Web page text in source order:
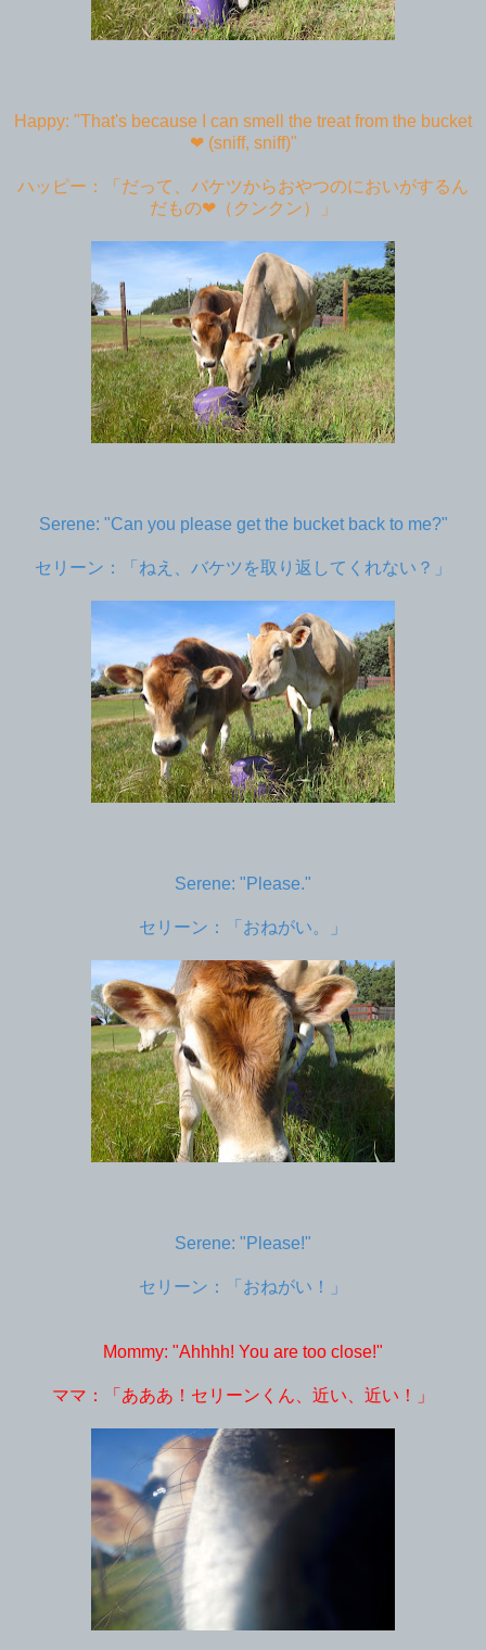
Happy: "That's because I can smell the treat from the bucket
❤︎ (sniff, sniff)"
ハッピー：「だって、バケツからおやつのにおいがするん
だもの❤︎（クンクン）」
Serene: "Can you please get the bucket back to me?"
セリーン：「ねえ、バケツを取り返してくれない？」
Serene: "Please."
セリーン：「おねがい。」
Serene: "Please!"
セリーン：「おねがい！」
Mommy: "Ahhhh! You are too close!"
ママ：「あああ！セリーンくん、近い、近い！」